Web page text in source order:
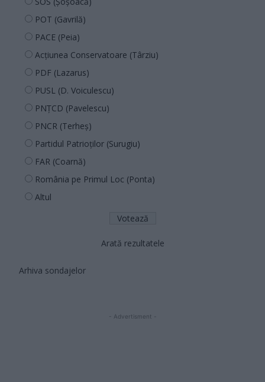
POT (Gavrilă)
PACE (Peia)
Acțiunea Conservatoare (Târziu)
PDF (Lazarus)
PUSL (D. Voiculescu)
PNȚCD (Pavelescu)
PNCR (Terheș)
Partidul Patrioților (Surugiu)
FAR (Coarnă)
România pe Primul Loc (Ponta)
Altul
Arată rezultatele
Arhiva sondajelor
- Advertisment -